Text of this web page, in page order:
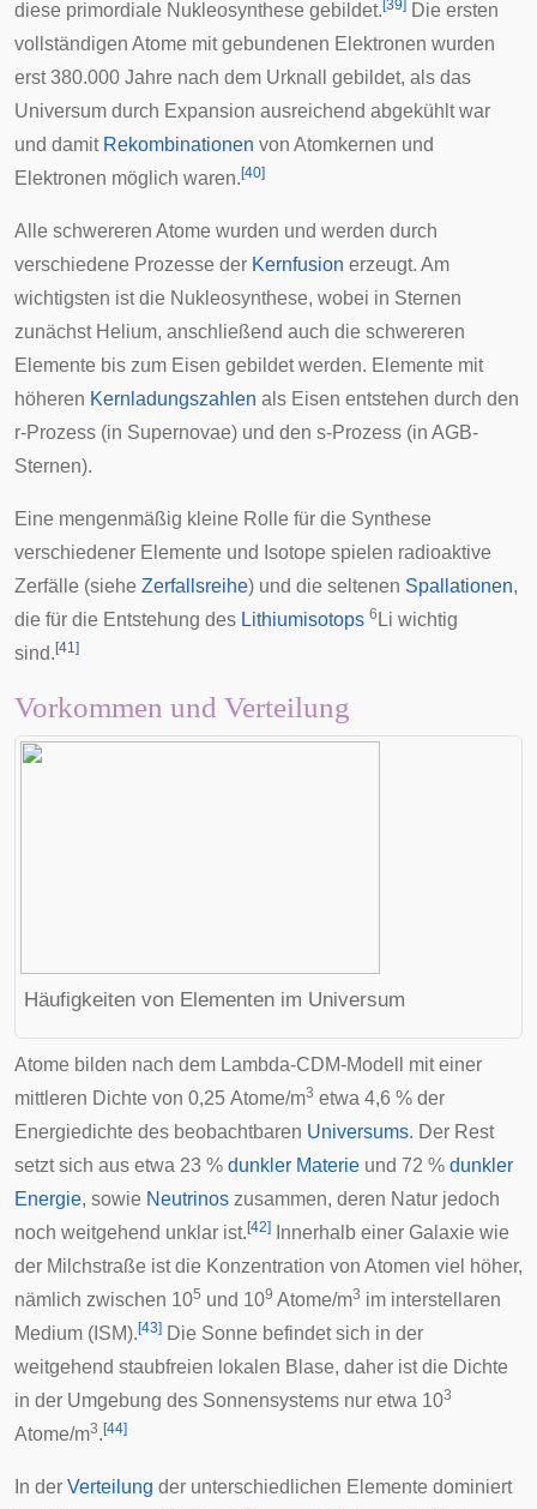
diese primordiale Nukleosynthese gebildet. 39
Die ersten
vollständigen Atome mit gebundenen Elektronen wurden
erst 380.000 Jahre nach dem Urknall gebildet, als das
Universum durch Expansion ausreichend abgekühlt war
und damit Rekombinationen von Atomkernen und
Elektronen möglich waren. [40]
Alle schwereren Atome wurden und werden durch
verschiedene Prozesse der Kernfusion erzeugt. Am
wichtigsten ist die Nukleosynthese, wobei in Sternen
zunächst Helium, anschließend auch die schwereren
Elemente bis zum Eisen gebildet werden. Elemente mit
höheren Kernladungszahlen als Eisen entstehen durch den
r-Prozess (in Supernovae) und den s-Prozess (in AGB-
Sternen).
Eine mengenmäßig kleine Rolle für die Synthese
verschiedener Elemente und Isotope spielen radioaktive
Zerfälle (siehe Zerfallsreihe) und die seltenen Spallationen,
die für die Entstehung des Lithiumisotops 6 Li wichtig
sind. [41]
Vorkommen und Verteilung
Häufigkeiten von Elementen im Universum
Atome bilden nach dem Lambda-CDM-Modell
mit einer
mittleren Dichte von 0,25 Atome/m3 etwa 4,6 % der
Energiedichte des beobachtbaren Universums. Der Rest
setzt sich aus etwa 23 % dunkler Materie und 72 % dunkler
Energie, sowie Neutrinos zusammen, deren Natur jedoch
noch weitgehend unklar ist. [42]
Innerhalb einer Galaxie wie
der Milchstraße ist die Konzentration von Atomen viel höher,
nämlich zwischen 105 und 109 Atome/m3 im interstellaren
Medium (ISM). [43] Die Sonne befindet sich in der
weitgehend staubfreien lokalen Blase, daher ist die Dichte
in der Umgebung des Sonnensystems nur etwa 103
Atome/m3. [44]
In der Verteilung der unterschiedlichen Elemente dominiert